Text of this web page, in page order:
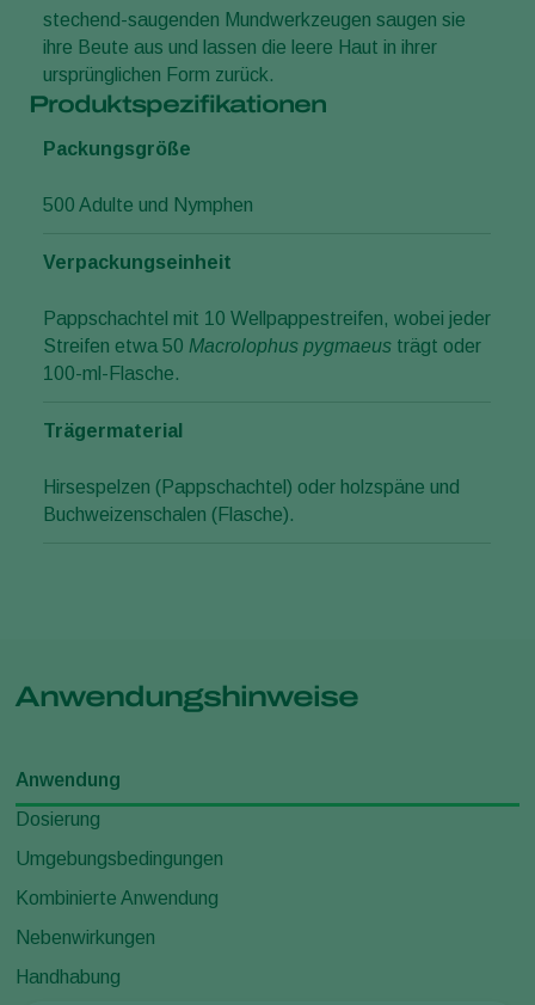
stechend-saugenden Mundwerkzeugen saugen sie
ihre Beute aus und lassen die leere Haut in ihrer
ursprünglichen Form zurück.
Produktspezifikationen
Packungsgröße
500 Adulte und Nymphen
Verpackungseinheit
Pappschachtel mit 10 Wellpappestreifen, wobei jeder
Streifen etwa 50 Macrolophus pygmaeus trägt oder
100-ml-Flasche.
Trägermaterial
Hirsespelzen (Pappschachtel) oder holzspäne und
Buchweizenschalen (Flasche).
Anwendungshinweise
Anwendung
Dosierung
Umgebungsbedingungen
Kombinierte Anwendung
Nebenwirkungen
Handhabung